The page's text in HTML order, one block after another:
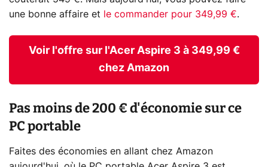
une bonne affaire et
le commander pour 349,99 €.
Voir l'offre sur l'Acer Aspire 3 à 349,99 €
chez Amazon
Pas moins de 200 € d'économie sur ce
PC portable
Faites des économies en allant chez Amazon